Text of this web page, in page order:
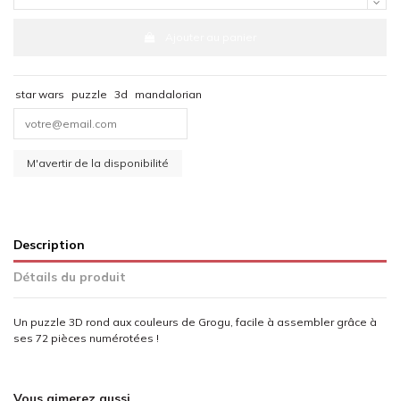
star wars puzzle 3d mandalorian
Description
Détails du produit
Un puzzle 3D rond aux couleurs de Grogu, facile à assembler grâce à
ses 72 pièces numérotées !
Vous aimerez aussi